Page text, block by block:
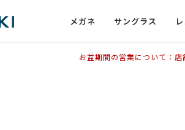
メガネ サングラス
お盆期間の営業について：